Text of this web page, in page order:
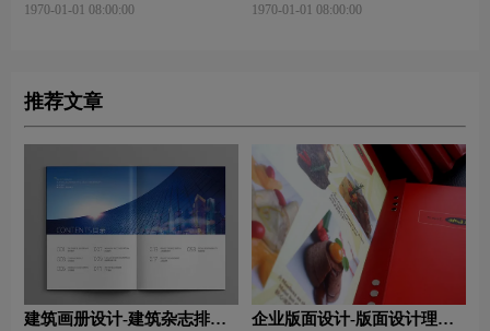
1970-01-01 08:00:00 1970-01-01 08:00:00
推荐文章
建筑画册设计-建筑杂志排版
企业版面设计-版面设计理